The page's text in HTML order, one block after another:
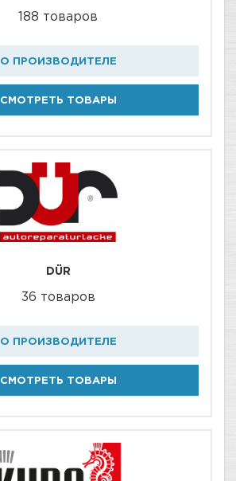
188 товаров
О ПРОИЗВОДИТЕЛЕ
СМОТРЕТЬ ТОВАРЫ
DÜR
36 товаров
О ПРОИЗВОДИТЕЛЕ
СМОТРЕТЬ ТОВАРЫ